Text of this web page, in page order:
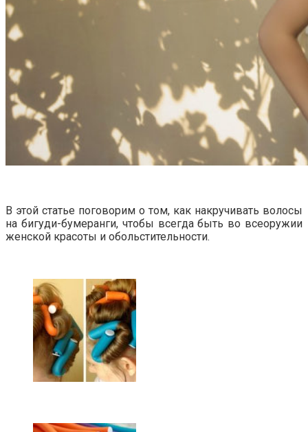
В этой статье поговорим о том, как накручивать волосы
на бигуди-бумеранги, чтобы всегда быть во всеоружии
женской красоты и обольстительности.